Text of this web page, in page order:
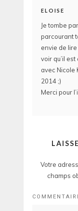
ELOISE
Je tombe
parcourant
envie de lire
voir qu’il
avec Nicole
2014 ;)
Merci pour
Votre
champs